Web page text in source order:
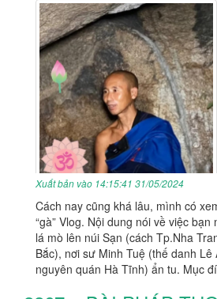
Xuất bản vào 14:15:41 31/05/2024
Cách nay cũng khá lâu, mình có
“gà” Vlog. Nội dung nói về việc bạn
lá mò lên núi Sạn (cách Tp.Nha
Bắc), nơi sư Minh Tuệ (thế danh Lê
nguyên quán Hà Tĩnh) ẩn tu. Mục